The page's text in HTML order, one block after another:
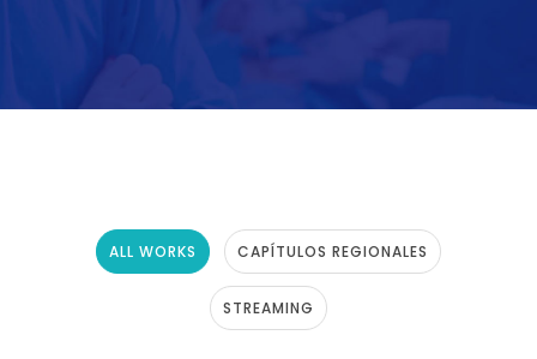
ALL WORKS CAPÍTULOS REGIONALES
STREAMING